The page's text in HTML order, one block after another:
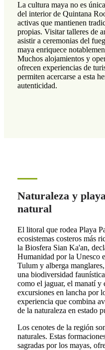
La cultura maya no es
del interior de Quintana
activas que mantienen
propias. Visitar talleres de
asistir a ceremonias del
maya enriquece
Muchos alojamientos y
ofrecen experiencias de
permiten acercarse a esta
autenticidad.
Naturaleza y
natural
El litoral que rodea Playa
ecosistemas costeros más
la Biosfera Sian Ka'an,
Humanidad por la Unesco
Tulum y alberga
una biodiversidad
como el jaguar, el manatí y
excursiones en lancha por
experiencia que combina
de la naturaleza en estado
Los cenotes de la región
naturales. Estas
sagradas por los mayas,